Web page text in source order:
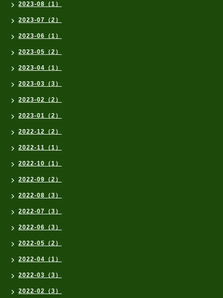
2023-08（1）
2023-07（2）
2023-06（1）
2023-05（2）
2023-04（1）
2023-03（3）
2023-02（2）
2023-01（2）
2022-12（2）
2022-11（1）
2022-10（1）
2022-09（2）
2022-08（3）
2022-07（3）
2022-06（3）
2022-05（2）
2022-04（1）
2022-03（3）
2022-02（3）